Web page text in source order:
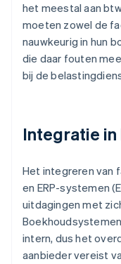
het meestal aan
moeten zowel de
nauwkeurig in hun
die daar fouten
bij de
Integratie
Het integreren van
en ERP-systemen
uitdagingen met
intern, dus het
aanbieder vereist